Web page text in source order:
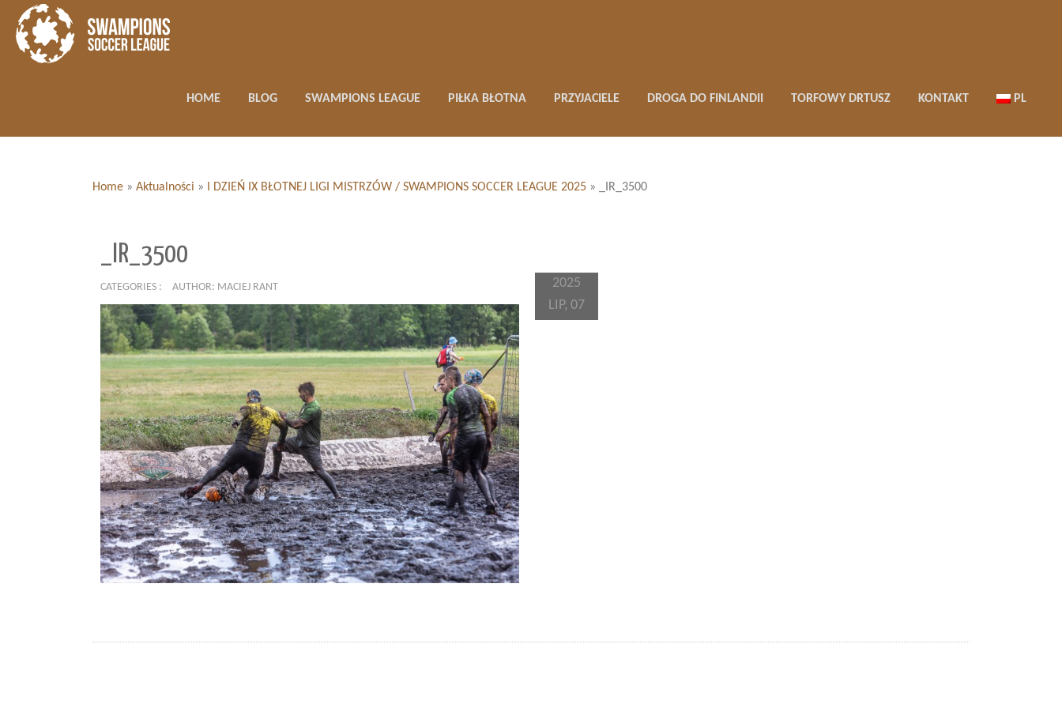
HOME BLOG SWAMPIONS LEAGUE PIŁKA BŁOTNA PRZYJACIELE DROGA DO FINLANDII TORFOWY DRTUSZ KONTAKT PL
Home » Aktualności » I DZIEŃ IX BŁOTNEJ LIGI MISTRZÓW / SWAMPIONS SOCCER LEAGUE 2025 » _IR_3500
_IR_3500
CATEGORIES : AUTHOR: MACIEJ RANT
2025
LIP, 07